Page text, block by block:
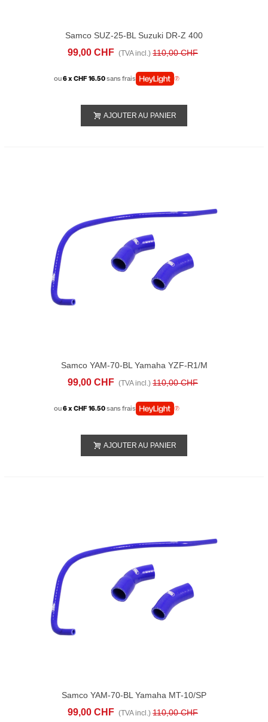
Samco SUZ-25-BL Suzuki DR-Z 400
(2000-08) RADIATOR HOSE KITS
99,00 CHF (TVA incl.) 110,00 CHF
ou6 x CHF 16.50sans frais
AJOUTER AU PANIER
Samco YAM-70-BL Yamaha YZF-R1/M
(2015-24) RADIATOR HOSE KITS
99,00 CHF (TVA incl.) 110,00 CHF
ou6 x CHF 16.50sans frais
AJOUTER AU PANIER
Samco YAM-70-BL Yamaha MT-10/SP
(2017-24) RADIATOR HOSE KITS
99,00 CHF (TVA incl.) 110,00 CHF